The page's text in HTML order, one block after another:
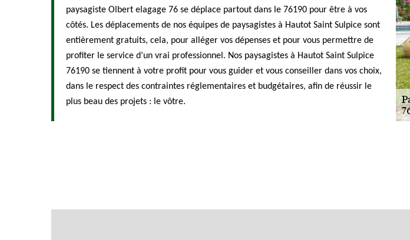
paysagiste Olbert elagage 76 se déplace partout dans le 76190 pour être à vos
côtés. Les déplacements de nos équipes de paysagistes à Hautot Saint Sulpice sont
entièrement gratuits, cela, pour alléger vos dépenses et pour vous permettre de
profiter le service d’un vrai professionnel. Nos paysagistes à Hautot Saint Sulpice
76190 se tiennent à votre profit pour vous guider et vous conseiller dans vos choix,
dans le respect des contraintes réglementaires et budgétaires, afin de réussir le
plus beau des projets : le vôtre.